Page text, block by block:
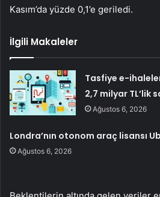
Kasım’da yüzde 0,1’e geriledi.
İlgili Makaleler
Tasfiye e-
2,7 milyar TL’lik
Ağustos 6, 2026
Londra’nın otonom araç lisansı
Ağustos 6, 2026